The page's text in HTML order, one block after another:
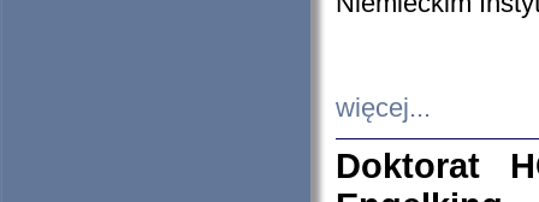
więcej...
Doktorat